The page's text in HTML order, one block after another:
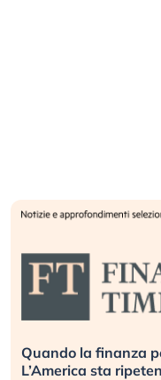
Quando la finanza
L’America sta